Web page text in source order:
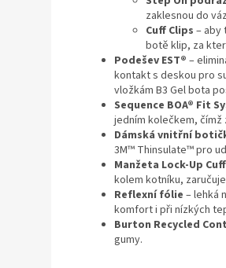
zaklesnou do
Cuff Clips – aby
botě klip, za
Podešev EST® –
kontakt s deskou pro
vložkám B3 Gel bota
Sequence BOA® Fit
jedním kolečkem,
Dámská vnitřní
3M™ Thinsulate™ pro
Manžeta Lock-Up Cuff
kolem kotníku,
Reflexní fólie – lehká
komfort i při nízkých
Burton Recycled
gumy.